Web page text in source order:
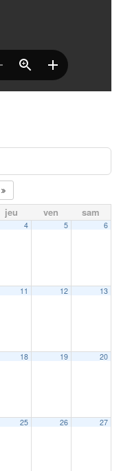
jeu ven sam
4 5 6
11 12 13
18 19 20
25 26 27